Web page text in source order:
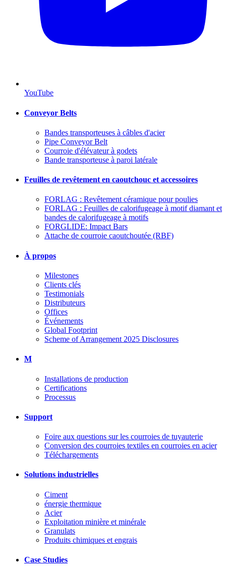
YouTube
Conveyor Belts
Bandes transporteuses à câbles d'acier
Pipe Conveyor Belt
Courroie d'élévateur à godets
Bande transporteuse à paroi latérale
Feuilles de revêtement en caoutchouc et accessoires
FORLAG : Revêtement céramique pour poulies
FORLAG : Feuilles de calorifugeage à motif diamant et
bandes de calorifugeage à motifs
FORGLIDE: Impact Bars
Attache de courroie caoutchoutée (RBF)
À propos
Milestones
Clients clés
Testimonials
Distributeurs
Offices
Événements
Global Footprint
Scheme of Arrangement 2025 Disclosures
M
Installations de production
Certifications
Processus
Support
Foire aux questions sur les courroies de tuyauterie
Conversion des courroies textiles en courroies en acier
Téléchargements
Solutions industrielles
Ciment
énergie thermique
Acier
Exploitation minière et minérale
Granulats
Produits chimiques et engrais
Case Studies